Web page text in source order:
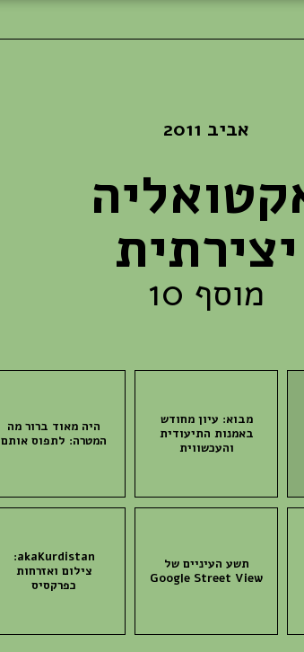
אביב 2011
יצירתית
מוסף 10
מבוא: עיון מחודש
באמנות התיעודית
והעכשווית
היה מאוד ברור מה
המטרה: לתפוס אותם
תשע העיניים של
Google Street View
akaKurdistan:
צילום ואזרחות
כפרקסיס